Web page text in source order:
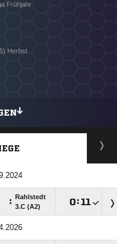
Frühjahr
Herbst
:
Rahlstedt
3.C (A2)
: